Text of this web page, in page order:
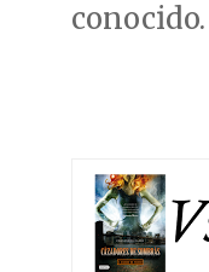
conocido.